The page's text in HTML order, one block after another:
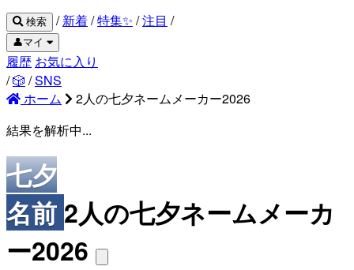
検索 / 新着/特集✨ /注目 /
👤マイ
履歴 お気に入り
/🎲 /SNS
ホーム
2人の七夕ネームメーカー2026
結果を解析中...
七夕
名前 2人の七夕ネームメーカ
ー2026